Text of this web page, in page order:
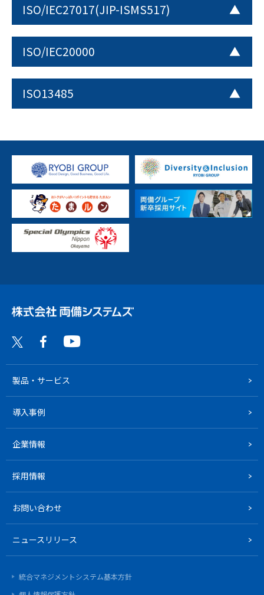
ISO/IEC27017(JIP-ISMS517)
ISO/IEC20000
ISO13485
製品・サービス
導入事例
企業情報
採用情報
お問い合わせ
ニュースリリース
統合マネジメントシステム基本方針